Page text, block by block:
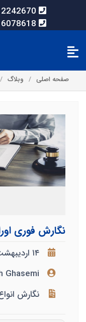
صفحه اصلی وبلاگ
نگارش فوری
۱۴ اردیبهشت ۱۴۰۲
Ghasemi
نگارش